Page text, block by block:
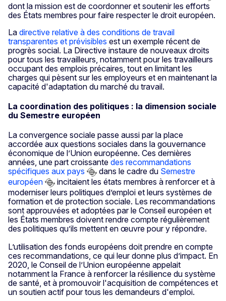
dont la mission est de coordonner et soutenir les efforts
des États membres pour faire respecter le droit européen.
La directive relative à des conditions de travail
transparentes et prévisibles est un exemple récent de
progrès social. La Directive instaure de nouveaux droits
pour tous les travailleurs, notamment pour les travailleurs
occupant des emplois précaires, tout en limitant les
charges qui pèsent sur les employeurs et en maintenant la
capacité d'adaptation du marché du travail.
La coordination des politiques : la dimension sociale
du Semestre européen
La convergence sociale passe aussi par la place
accordée aux questions sociales dans la gouvernance
économique de l’Union européenne. Ces dernières
années, une part croissante des recommandations
spécifiques aux pays
dans le cadre du Semestre
européen
incitaient les états membres à renforcer et à
moderniser leurs politiques d’emploi et leurs systèmes de
formation et de protection sociale. Les recommandations
sont approuvées et adoptées par le Conseil européen et
les États membres doivent rendre compte régulièrement
des politiques qu’ils mettent en œuvre pour y répondre.
L’utilisation des fonds européens doit prendre en compte
ces recommandations, ce qui leur donne plus d’impact. En
2020, le Conseil de l’Union européenne appelait
notamment la France à renforcer la résilience du système
de santé, et à promouvoir l'acquisition de compétences et
un soutien actif pour tous les demandeurs d'emploi.